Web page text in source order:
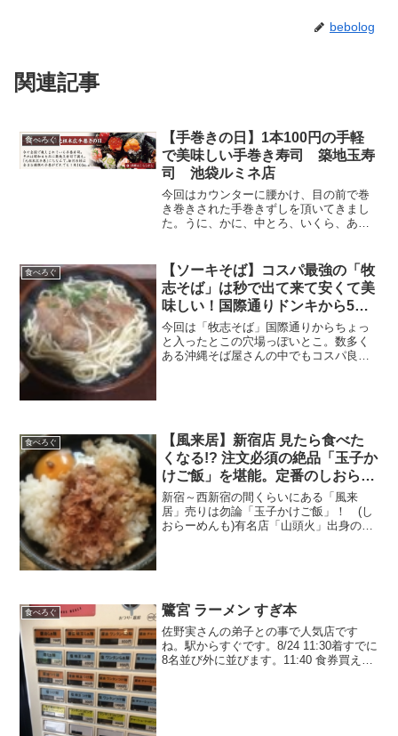
bebolog
関連記事
食べろぐ
【手巻きの日】1本100円の手軽
で美味しい手巻き寿司 築地玉寿
司 池袋ルミネ店
今回はカウンターに腰かけ、目の前で巻
き巻きされた手巻きずしを頂いてきまし
た。うに、かに、中とろ、いくら、あな
から行くのはなかなか厳しいかと思いま
すが次回は11月...
食べろぐ
【ソーキそば】コスパ最強の「牧
志そば」は秒で出て来て安くて美
味しい！国際通りドンキから5分
程
今回は「牧志そば」国際通りからちょっ
と入ったとこの穴場っぽいとこ。数多く
ある沖縄そば屋さんの中でもコスパ良
食べろぐ
【風来居】新宿店 見たら食べた
くなる!? 注文必須の絶品「玉子か
けご飯」を堪能。定番のしおらー
めんは改良？まぜ麺なる物も！
新宿～西新宿の間くらいにある「風来
居」売りは勿論「玉子かけご飯」！ (し
おらーめんも)有名店「山頭火」出身の方
食べろぐ 鷺宮 ラーメン すぎ本
佐野実さんの弟子との事で人気店です
ね。駅からすぐです。8/24 11:30着すでに
8名並び外に並びます。11:40 食券買えま